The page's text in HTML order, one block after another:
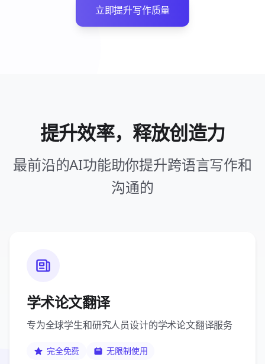
立即提升写作质量
提升效率，释放创造力
最前沿的AI功能助你提升跨语言写作和
沟通的
学术论文翻译
专为全球学生和研究人员设计的学术论文翻译服务
完全免费 无限制使用